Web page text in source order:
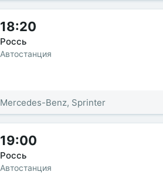
18:20
Россь
Автостанция
Mercedes-Benz, Sprinter
19:00
Россь
Автостанция